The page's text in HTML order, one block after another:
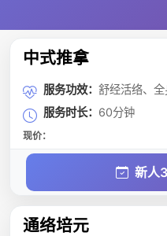
中式推拿
服务功效： 舒经活络、
服务时长： 60分钟
现价：
新人
通络培元